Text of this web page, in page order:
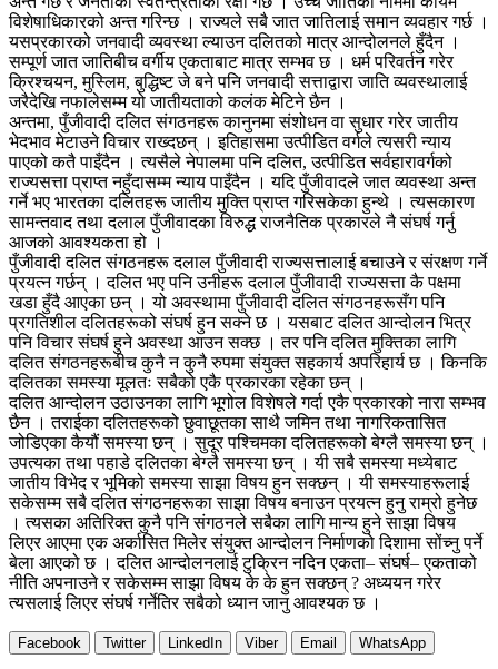
विशेषाधिकारको अन्त गरिन्छ । राज्यले सबै जात जातिलाई समान व्यवहार गर्छ ।
यसप्रकारको जनवादी व्यवस्था ल्याउन दलितको मात्र आन्दोलनले हुँदैन ।
सम्पूर्ण जात जातिबीच वर्गीय एकताबाट मात्र सम्भव छ । धर्म परिवर्तन गरेर
क्रिश्चयन, मुस्लिम, बुद्धिष्ट जे बने पनि जनवादी सत्ताद्वारा जाति व्यवस्थालाई
जरैदेखि नफालेसम्म यो जातीयताको कलंक मेटिने छैन ।
अन्तमा, पुँजीवादी दलित संगठनहरू कानुनमा संशोधन वा सुधार गरेर जातीय
भेदभाव मेटाउने विचार राख्दछन् । इतिहासमा उत्पीडित वर्गले त्यसरी न्याय
पाएको कतै पाइँदैन । त्यसैले नेपालमा पनि दलित, उत्पीडित सर्वहारावर्गको
राज्यसत्ता प्राप्त नहुँदासम्म न्याय पाइँदैन । यदि पुँजीवादले जात व्यवस्था अन्त
गर्ने भए भारतका दलितहरू जातीय मुक्ति प्राप्त गरिसकेका हुन्थे । त्यसकारण
सामन्तवाद तथा दलाल पुँजीवादका विरुद्ध राजनैतिक प्रकारले नै संघर्ष गर्नु
आजको आवश्यकता हो ।
पुँजीवादी दलित संगठनहरू दलाल पुँजीवादी राज्यसत्तालाई बचाउने र संरक्षण गर्ने
प्रयत्न गर्छन् । दलित भए पनि उनीहरू दलाल पुँजीवादी राज्यसत्ता कै पक्षमा
खडा हुँदै आएका छन् । यो अवस्थामा पुँजीवादी दलित संगठनहरूसँग पनि
प्रगतिशील दलितहरूको संघर्ष हुन सक्ने छ । यसबाट दलित आन्दोलन भित्र
पनि विचार संघर्ष हुने अवस्था आउन सक्छ । तर पनि दलित मुक्तिका लागि
दलित संगठनहरूबीच कुनै न कुनै रुपमा संयुक्त सहकार्य अपरिहार्य छ । किनकि
दलितका समस्या मूलतः सबैको एकै प्रकारका रहेका छन् ।
दलित आन्दोलन उठाउनका लागि भूगोल विशेषले गर्दा एकै प्रकारको नारा सम्भव
छैन । तराईका दलितहरूको छुवाछूतका साथै जमिन तथा नागरिकतासित
जोडिएका कैयौं समस्या छन् । सुदूर पश्चिमका दलितहरूको बेग्लै समस्या छन् ।
उपत्यका तथा पहाडे दलितका बेग्लै समस्या छन् । यी सबै समस्या मध्येबाट
जातीय विभेद र भूमिको समस्या साझा विषय हुन सक्छन् । यी समस्याहरूलाई
सकेसम्म सबै दलित संगठनहरूका साझा विषय बनाउन प्रयत्न हुनु राम्रो हुनेछ
। त्यसका अतिरिक्त कुनै पनि संगठनले सबैका लागि मान्य हुने साझा विषय
लिएर आएमा एक अर्कासित मिलेर संयुक्त आन्दोलन निर्माणको दिशामा सोंच्नु पर्ने
बेला आएको छ । दलित आन्दोलनलाई टुक्रिन नदिन एकता– संघर्ष– एकताको
नीति अपनाउने र सकेसम्म साझा विषय के के हुन सक्छन् ? अध्ययन गरेर
त्यसलाई लिएर संघर्ष गर्नेतिर सबैको ध्यान जानु आवश्यक छ ।
Facebook Twitter LinkedIn Viber Email WhatsApp